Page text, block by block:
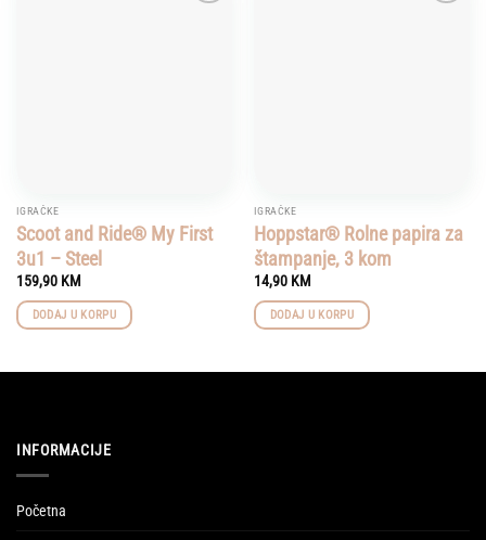
IGRAČKE
Scoot and Ride® My First
3u1 – Steel
159,90 KM
DODAJ U KORPU
IGRAČKE
Hoppstar® Rolne papira za
štampanje, 3 kom
14,90 KM
DODAJ U KORPU
INFORMACIJE
Početna